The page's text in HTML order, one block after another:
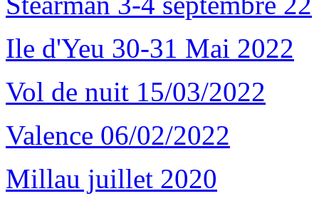
Ile d'Yeu 30-31 Mai 2022
Vol de nuit 15/03/2022
Valence 06/02/2022
Millau juillet 2020